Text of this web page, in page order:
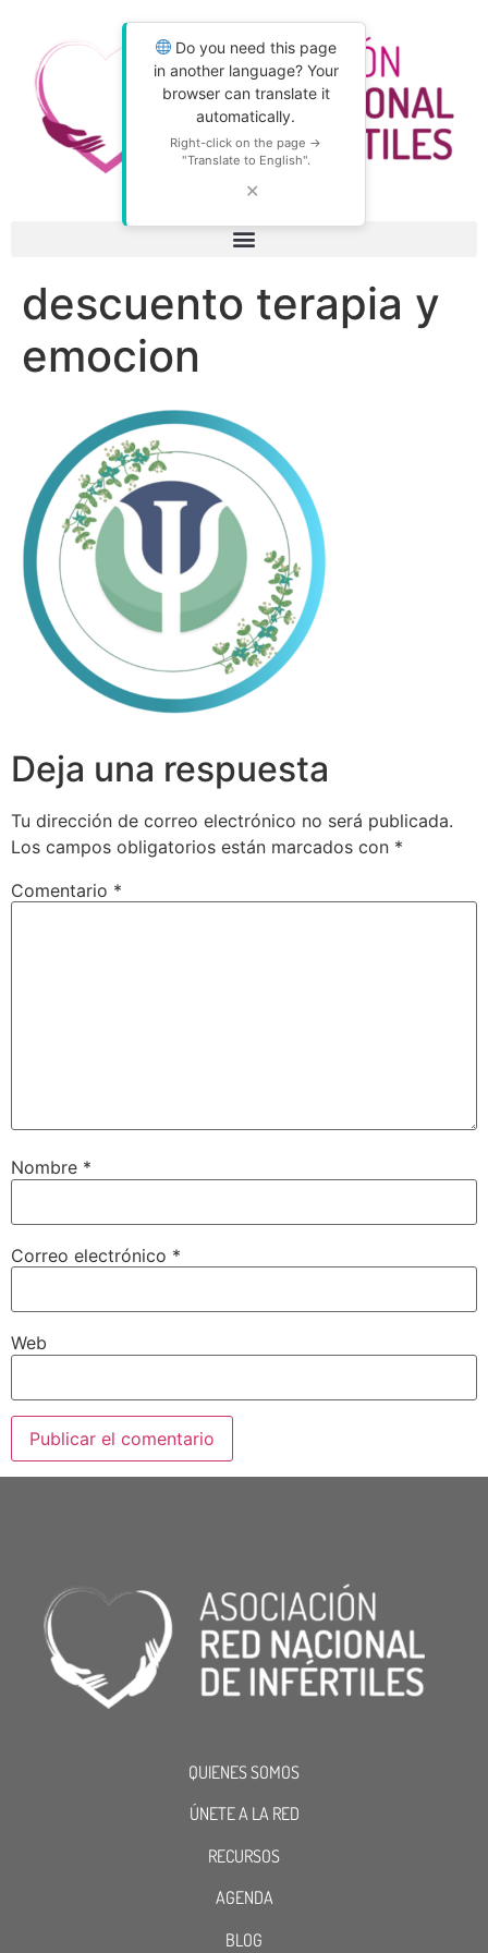
Do you need this page
in another language? Your
browser can translate it
automatically.
Right-click on the page →
"Translate to English".
✕
descuento terapia y
emocion
Deja una respuesta
Tu dirección de correo electrónico no será publicada.
Los campos obligatorios están marcados con *
Comentario *
Nombre *
Correo electrónico *
Web
QUIENES SOMOS
ÚNETE A LA RED
RECURSOS
AGENDA
BLOG